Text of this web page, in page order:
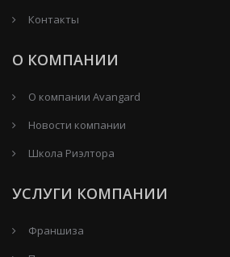
Контакты
О КОМПАНИИ
О компании Avangard
Новости компании
Школа Риэлтора
УСЛУГИ КОМПАНИИ
Франшиза